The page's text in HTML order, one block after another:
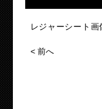
レジャーシート画
<前へ